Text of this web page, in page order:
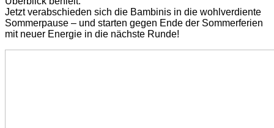
Jetzt verabschieden sich die Bambinis in die wohlverdiente
Sommerpause – und starten gegen Ende der Sommerferien
mit neuer Energie in die nächste Runde!